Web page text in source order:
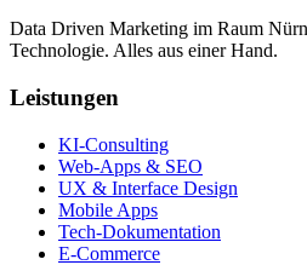
Data Driven Marketing im Raum
Technologie. Alles aus einer Hand.
Leistungen
KI-Consulting
Web-Apps & SEO
UX & Interface Design
Mobile Apps
Tech-Dokumentation
E-Commerce